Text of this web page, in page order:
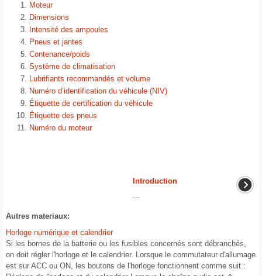
Moteur
Dimensions
Intensité des ampoules
Pneus et jantes
Contenance/poids
Système de climatisation
Lubrifiants recommandés et volume
Numéro d’identification du véhicule (NIV)
Étiquette de certification du véhicule
Étiquette des pneus
Numéro du moteur
Introduction
...
Autres materiaux:
Horloge numérique et calendrier
Si les bornes de la batterie ou les fusibles concernés sont débranchés,
on doit régler l'horloge et le calendrier. Lorsque le commutateur d'allumage
est sur ACC ou ON, les boutons de l'horloge fonctionnent comme suit :